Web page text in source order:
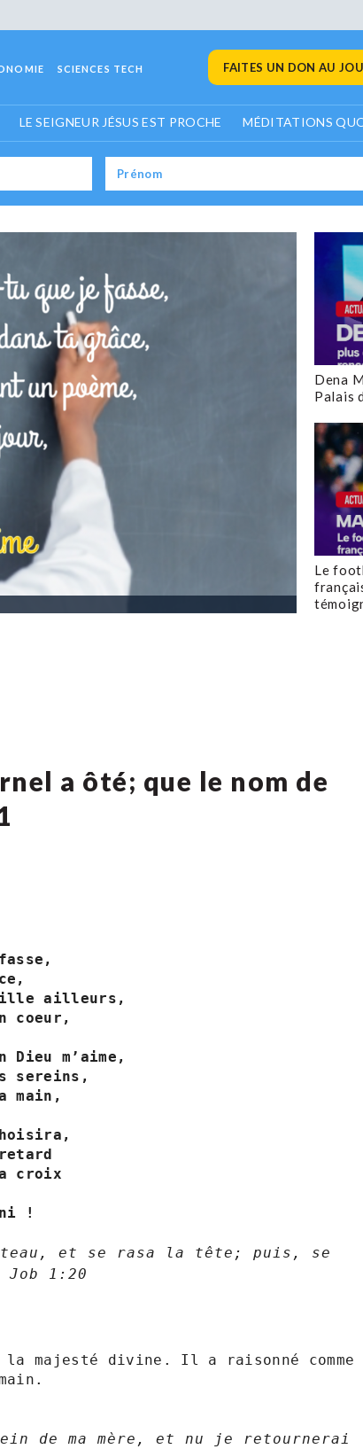
SCIENCES TECH FAITES UN DON AU
LE SEIGNEUR JÉSUS EST PROCHE MÉDITATIONS
Dena
Palais
Le
a ôté; que le nom de
ailleurs,
coeur,
m’aime,
sereins,
main,
croix
!
et se rasa la tête; puis, se
‭1‬:‭20‬
majesté divine. Il a raisonné comme
de ma mère, et nu je retournerai